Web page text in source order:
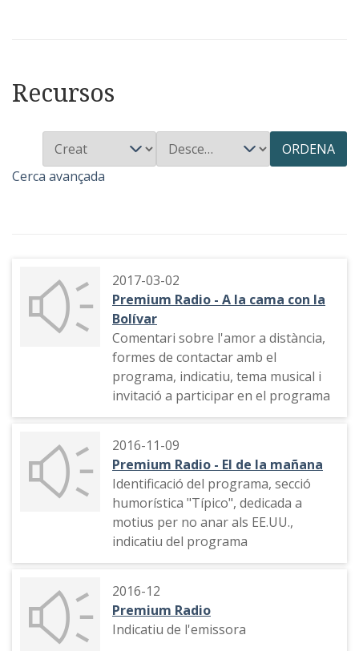
Recursos
ORDENA
Cerca avançada
2017-03-02
Premium Radio - A la cama con la
Bolívar
Comentari sobre l'amor a distància,
formes de contactar amb el
programa, indicatiu, tema musical i
invitació a participar en el programa
2016-11-09
Premium Radio - El de la mañana
Identificació del programa, secció
humorística "Típico", dedicada a
motius per no anar als EE.UU.,
indicatiu del programa
2016-12
Premium Radio
Indicatiu de l'emissora